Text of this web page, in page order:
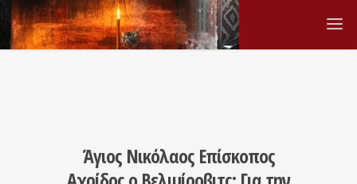
Άγιος Νικόλαος Επίσκοπος